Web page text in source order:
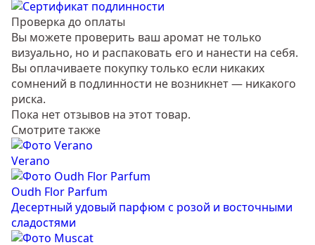
Проверка до оплаты
Вы можете проверить ваш аромат не только
визуально, но и распаковать его и нанести на себя.
Вы оплачиваете покупку только если никаких
сомнений в подлинности не возникнет — никакого
риска.
Пока нет отзывов на этот товар.
Смотрите также
Verano
Oudh Flor Parfum
Десертный удовый парфюм с розой и восточными
сладостями